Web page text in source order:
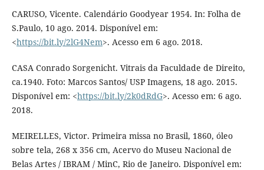
CARUSO, Vicente. Calendário Goodyear 1954. In: Folha de
S.Paulo, 10 ago. 2014. Disponível em:
<https://bit.ly/2lG4Nem>. Acesso em 6 ago. 2018.
CASA Conrado Sorgenicht. Vitrais da Faculdade de Direito,
ca.1940. Foto: Marcos Santos/ USP Imagens, 18 ago. 2015.
Disponível em: <https://bit.ly/2k0dRdG>. Acesso em: 6 ago.
2018.
MEIRELLES, Victor. Primeira missa no Brasil, 1860, óleo
sobre tela, 268 x 356 cm, Acervo do Museu Nacional de
Belas Artes / IBRAM / MinC, Rio de Janeiro. Disponível em: